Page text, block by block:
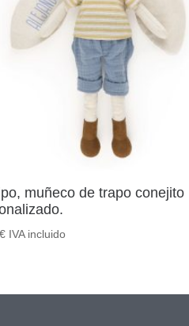
muñeco de trapo conejito
IVA incluido